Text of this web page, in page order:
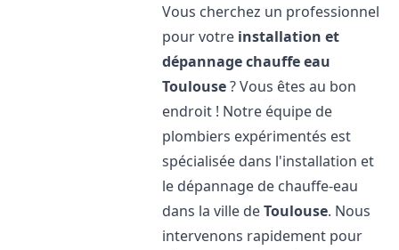
Vous cherchez un professionnel
pour votre installation et
dépannage chauffe eau
Toulouse? Vous êtes au bon
endroit ! Notre équipe de
plombiers expérimentés est
spécialisée dans l'installation et
le dépannage de chauffe-eau
dans la ville deToulouse. Nous
intervenons rapidement pour